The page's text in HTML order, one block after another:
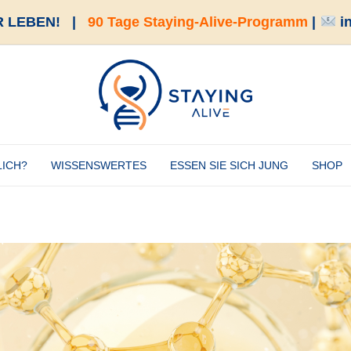
LEBEN! |90 Tage Staying-Alive-Programm
WISSENSWERTES ESSEN SIE SICH JUNG SHOP